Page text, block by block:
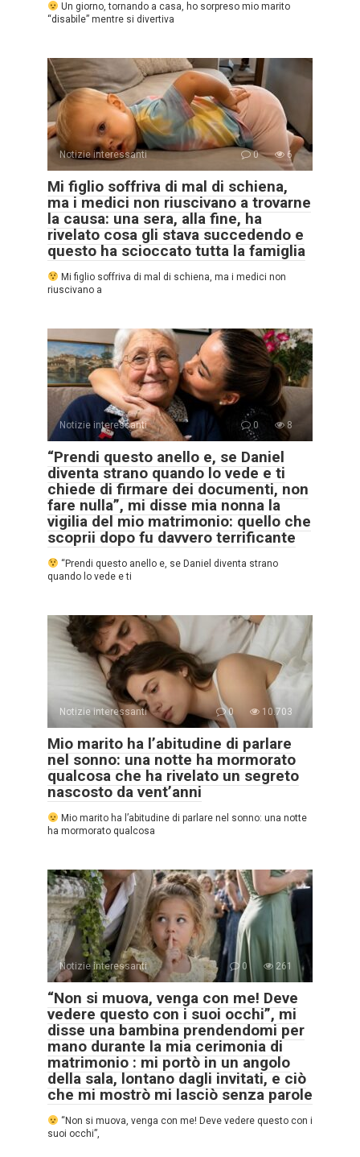
Un giorno, tornando a casa, ho sorpreso mio marito
“disabile” mentre si divertiva
Notizie interessanti 0 6
Mi figlio soffriva di mal di schiena,
ma i medici non riuscivano a trovarne
la causa: una sera, alla fine, ha
rivelato cosa gli stava succedendo e
questo ha scioccato tutta la famiglia
Mi figlio soffriva di mal di schiena, ma i medici non
riuscivano a
Notizie interessanti 0 8
“Prendi questo anello e, se Daniel
diventa strano quando lo vede e ti
chiede di firmare dei documenti, non
fare nulla”, mi disse mia nonna la
vigilia del mio matrimonio: quello che
scoprii dopo fu davvero terrificante
“Prendi questo anello e, se Daniel diventa strano
quando lo vede e ti
Notizie interessanti 0 10.703
Mio marito ha l’abitudine di parlare
nel sonno: una notte ha mormorato
qualcosa che ha rivelato un segreto
nascosto da vent’anni
Mio marito ha l’abitudine di parlare nel sonno: una notte
ha mormorato qualcosa
Notizie interessanti 0 261
“Non si muova, venga con me! Deve
vedere questo con i suoi occhi”, mi
disse una bambina prendendomi per
mano durante la mia cerimonia di
matrimonio : mi portò in un angolo
della sala, lontano dagli invitati, e ciò
che mi mostrò mi lasciò senza parole
“Non si muova, venga con me! Deve vedere questo con i
suoi occhi”,